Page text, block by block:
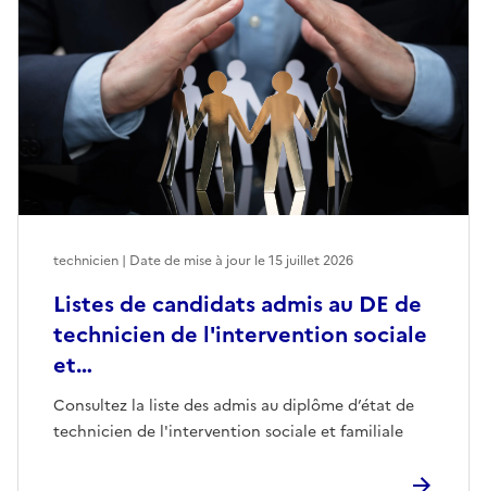
Listes de candidats admis au DE de
technicien de l'intervention sociale
et…
Consultez la liste des admis au diplôme d’état de
technicien de l'intervention sociale et familiale
technicien | Date de mise à jour le15 juillet 2026